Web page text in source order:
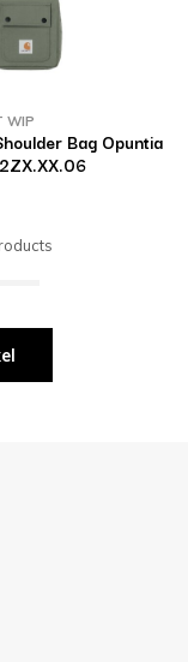
WIP
Bag Opuntia